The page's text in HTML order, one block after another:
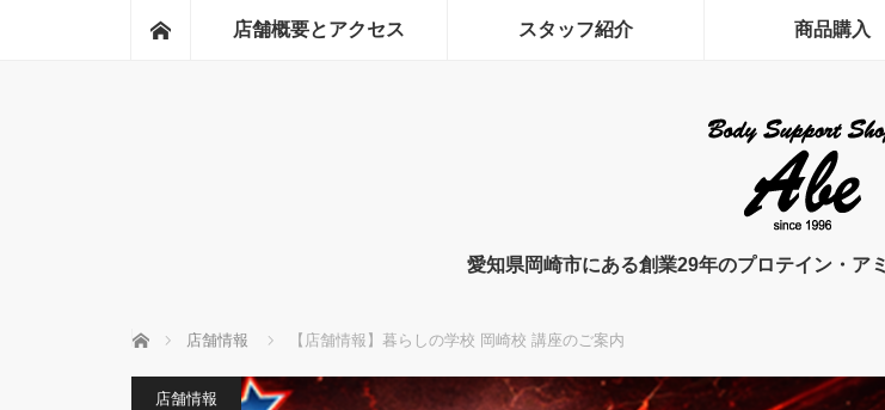
ホーム店舗概要とアクセス スタッフ紹介 商品購入
愛知県岡崎市にある創業29年のプロテイン・ア
ホーム 店舗情報 【店舗情報】暮らしの学校 岡崎校 講座のご案内
店舗情報